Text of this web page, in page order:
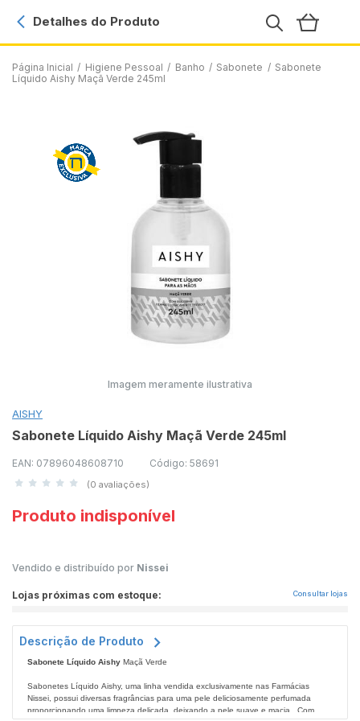
Página Inicial / Higiene Pessoal / Banho / Sabonete / Sabonete
Líquido Aishy Maçã Verde 245ml
Detalhes do Produto
Imagem meramente ilustrativa
AISHY
Sabonete Líquido Aishy Maçã Verde 245ml
EAN: 07896048608710 Código: 58691
(0 avaliações)
Produto indisponível
Vendido e distribuído por Nissei
Lojas próximas com estoque: Consultar lojas
Descrição de Produto
Sabonete Líquido Aishy Maçã Verde
Sabonetes Líquido Aishy, uma linha vendida exclusivamente nas Farmácias
Nissei, possui diversas fragrâncias para uma pele deliciosamente perfumada
proporcionando uma limpeza delicada, deixando a pele suave e macia. Com